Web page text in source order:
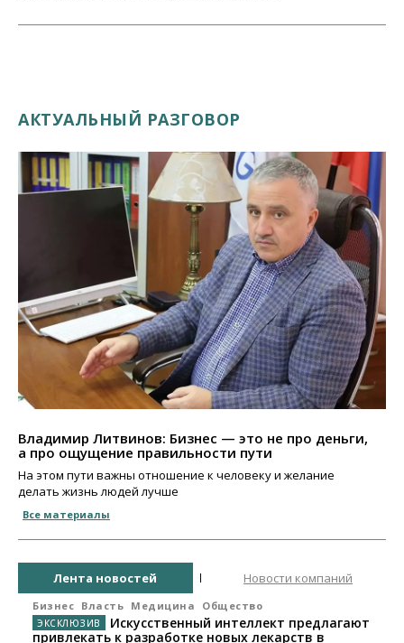
АКТУАЛЬНЫЙ РАЗГОВОР
Владимир Литвинов: Бизнес — это не про деньги,
а про ощущение правильности пути
На этом пути важны отношение к человеку и желание
делать жизнь людей лучше
Все материалы
Лента новостей Новости компаний
Бизнес Власть Медицина Общество
Искусственный интеллект предлагают
привлекать к разработке новых лекарств в